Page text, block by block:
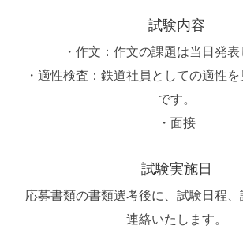
試験内容
・作文：作文の課題は当日発表
・適性検査：鉄道社員としての適性
です。
・面接
試験実施日
応募書類の書類選考後に、試験日程
連絡いたします。